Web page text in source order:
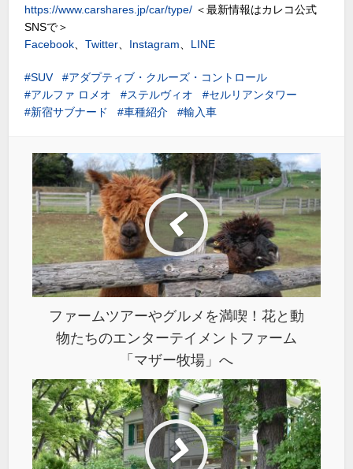
https://www.carshares.jp/car/type/ ＜最新情報はカレコ公式
SNSで＞
Facebook 、Twitter Instagram LINE
SUV
アダプティブ・クルーズ・コントロール
アルファ ロメオ
ステルヴィオ
セルリアンタワー
新宿サブナード
車種紹介 輸入車
ファームツアーやグルメを満喫！花と動
物たちのエンターテイメントファーム
「マザー牧場」へ